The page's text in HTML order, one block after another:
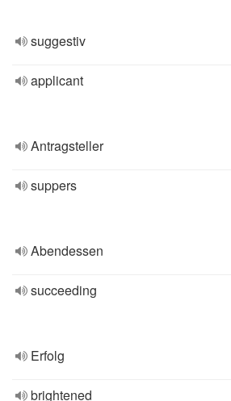
suggestiv
applicant
Antragsteller
suppers
Abendessen
succeeding
Erfolg
brightened